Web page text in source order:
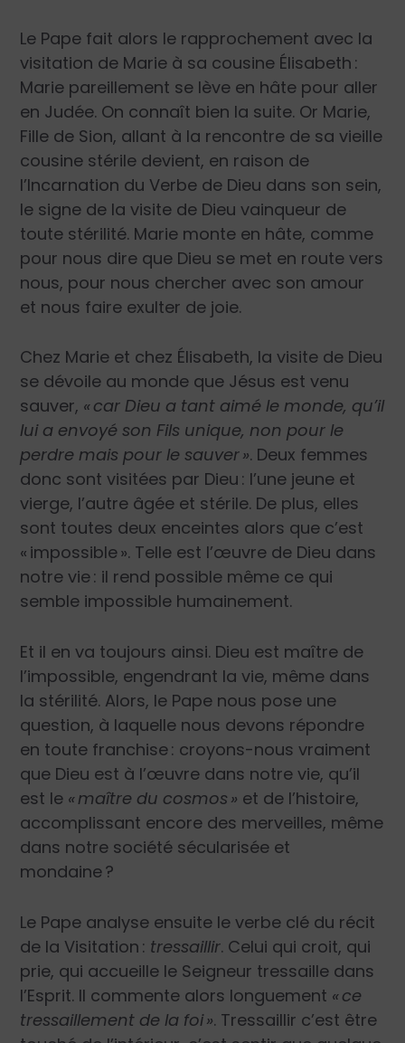
Le Pape fait alors le rapprochement avec la
visitation de Marie à sa cousine Élisabeth :
Marie pareillement se lève en hâte pour aller
en Judée. On connaît bien la suite. Or Marie,
Fille de Sion, allant à la rencontre de sa vieille
cousine stérile devient, en raison de
l’Incarnation du Verbe de Dieu dans son sein,
le signe de la visite de Dieu vainqueur de
toute stérilité. Marie monte en hâte, comme
pour nous dire que Dieu se met en route vers
nous, pour nous chercher avec son amour
et nous faire exulter de joie.
Chez Marie et chez Élisabeth, la visite de Dieu
se dévoile au monde que Jésus est venu
sauver, «car Dieu a tant aimé le monde, qu’il
lui a envoyé son Fils unique, non pour le
perdre mais pour le sauver ». Deux femmes
donc sont visitées par Dieu : l’une jeune et
vierge, l’autre âgée et stérile. De plus, elles
sont toutes deux enceintes alors que c’est
« impossible ». Telle est l’œuvre de Dieu dans
notre vie : il rend possible même ce qui
semble impossible humainement.
Et il en va toujours ainsi. Dieu est maître de
l’impossible, engendrant la vie, même dans
la stérilité. Alors, le Pape nous pose une
question, à laquelle nous devons répondre
en toute franchise : croyons-nous vraiment
que Dieu est à l’œuvre dans notre vie, qu’il
est le «maître du cosmos » et de l’histoire,
accomplissant encore des merveilles, même
dans notre société sécularisée et
mondaine ?
Le Pape analyse ensuite le verbe clé du récit
de la Visitation : tressaillir. Celui qui croit, qui
prie, qui accueille le Seigneur tressaille dans
l’Esprit. Il commente alors longuement « ce
tressaillement de la foi ». Tressaillir c’est être